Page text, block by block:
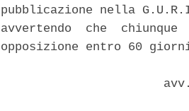
pubblicazione nella
avvertendo  che
opposizione entro 60